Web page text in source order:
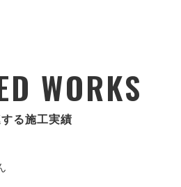
WORKS
る施工実績